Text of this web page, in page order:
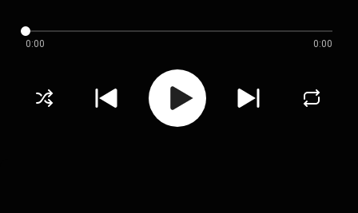
0:00 0:00